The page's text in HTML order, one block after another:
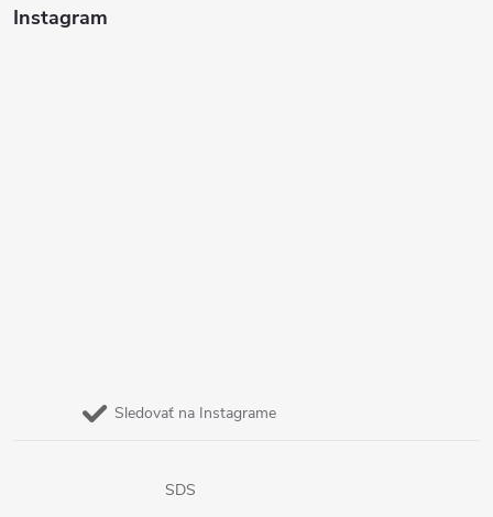
Instagram
Sledovať na Instagrame
SDS